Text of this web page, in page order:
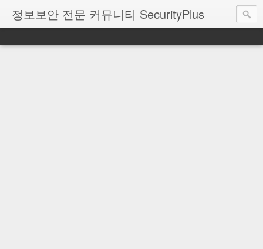
정보보안 전문 커뮤니티 SecurityPlus